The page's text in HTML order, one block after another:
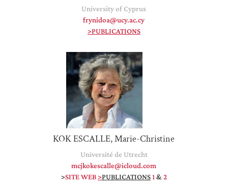
University of Cyprus
frynidoa@ucy.ac.cy
>PUBLICATIONS
KOK ESCALLE, Marie-Christine
Université de Utrecht
mcjkokescalle@icloud.com
>SITE WEB>PUBLICATIONS1&2